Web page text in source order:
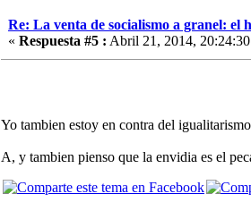
Re: La venta de socialismo a granel: el
« Respuesta #5 : Abril 21, 2014,
Yo tambien estoy en contra del
A, y tambien pienso que la envidia es el